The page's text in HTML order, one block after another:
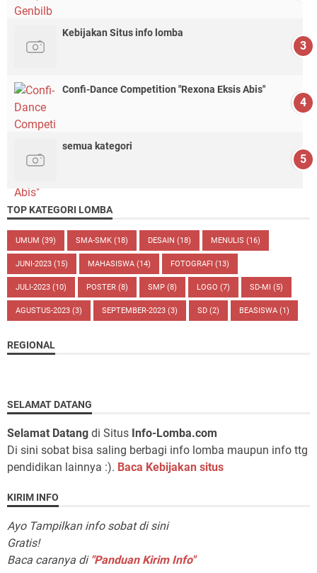
Kebijakan Situs info lomba
Confi-Dance Competition "Rexona Eksis Abis"
semua kategori
TOP KATEGORI LOMBA
UMUM (39) SMA-SMK (18) DESAIN (18) MENULIS (16)
JUNI-2023 (15) MAHASISWA (14) FOTOGRAFI (13)
JULI-2023 (10) POSTER (8) SMP (8) LOGO (7) SD-MI (5)
AGUSTUS-2023 (3) SEPTEMBER-2023 (3) SD (2) BEASISWA (1)
REGIONAL
SELAMAT DATANG
Selamat Datang di Situs Info-Lomba.com
Di sini sobat bisa saling berbagi info lomba maupun info ttg
pendidikan lainnya :). Baca Kebijakan situs
KIRIM INFO
Ayo Tampilkan info sobat di sini
Gratis!
Baca caranya di "Panduan Kirim Info"